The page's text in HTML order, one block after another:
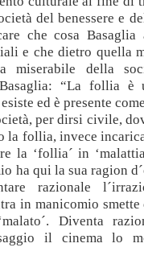
del benessere e
che cosa Basaglia
e che dietro quella
miserabile della
“La follia è
ed è presente
per dirsi civile,
la follia, invece
la ‘follia´ in
ha qui la sua ragion
razionale
in manicomio smette
Diventa
il cinema lo